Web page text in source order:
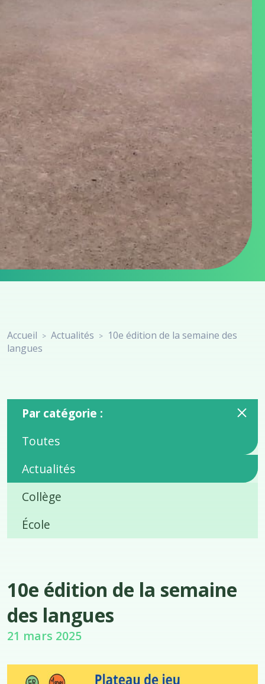
Accueil > Actualités > 10e édition de la semaine des
langues
Par catégorie :
Toutes
Actualités
Collège
École
10e édition de la semaine
des langues
21 mars 2025